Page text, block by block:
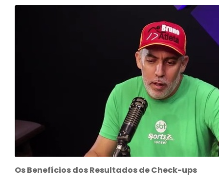
Os Benefícios dos Resultados de Check-ups